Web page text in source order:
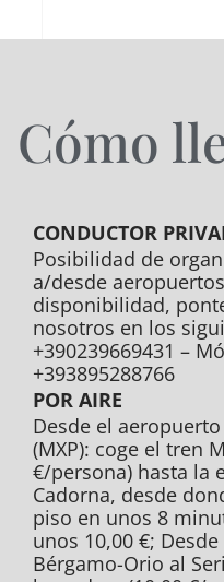
Cómo
CONDUCTOR
Posibilidad de
a/desde
disponibilidad,
nosotros en los
+390239669431 –
+393895288766
POR AIRE
Desde el
(MXP): coge el tren
€/persona) hasta la
Cadorna, desde
piso en unos 8
unos 10,00 €;
Bérgamo-Orio al